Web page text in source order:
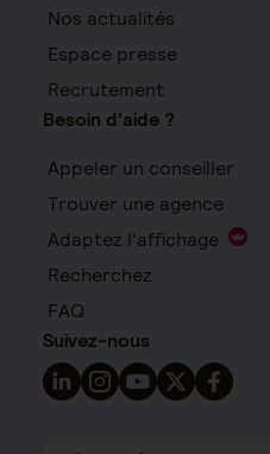
Nos actualités
Espace presse
Recrutement
Besoin d'aide ?
Appeler un conseiller
Trouver une agence
Adaptez l'affichage
Recherchez
FAQ
Suivez-nous
Suivez-nous sur LinkedIn
Suivez-nous sur
Suivez-nous sur
Suivez-nous
Suivez-